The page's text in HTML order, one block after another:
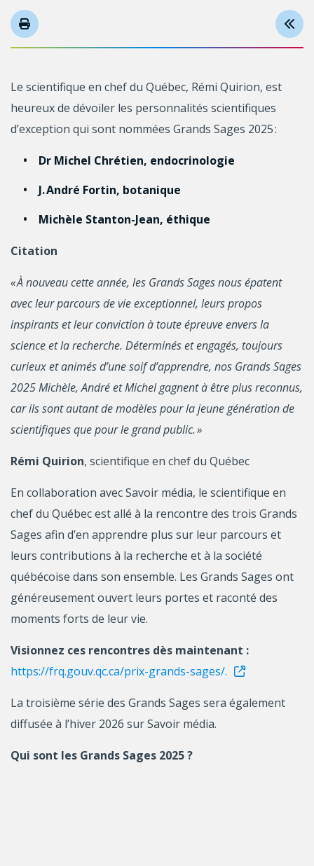
Le scientifique en chef du Québec, Rémi Quirion, est
heureux de dévoiler les personnalités scientifiques
d’exception qui sont nommées Grands Sages 2025 :
Dr Michel Chrétien, endocrinologie
J. André Fortin, botanique
Michèle Stanton-Jean, éthique
Citation
« À nouveau cette année, les Grands Sages nous épatent
avec leur parcours de vie exceptionnel, leurs propos
inspirants et leur conviction à toute épreuve envers la
science et la recherche. Déterminés et engagés, toujours
curieux et animés d’une soif d’apprendre, nos Grands Sages
2025 Michèle, André et Michel gagnent à être plus reconnus,
car ils sont autant de modèles pour la jeune génération de
scientifiques que pour le grand public. »
Rémi Quirion, scientifique en chef du Québec
En collaboration avec Savoir média, le scientifique en
chef du Québec est allé à la rencontre des trois Grands
Sages afin d’en apprendre plus sur leur parcours et
leurs contributions à la recherche et à la société
québécoise dans son ensemble. Les Grands Sages ont
généreusement ouvert leurs portes et raconté des
moments forts de leur vie.
Visionnez ces rencontres dès maintenant :
https://frq.gouv.qc.ca/prix-grands-sages/.
La troisième série des Grands Sages sera également
diffusée à l’hiver 2026 sur Savoir média.
Qui sont les Grands Sages 2025 ?